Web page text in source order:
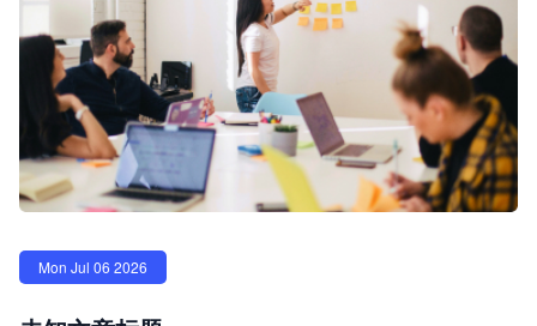
Mon Jul 06 2026